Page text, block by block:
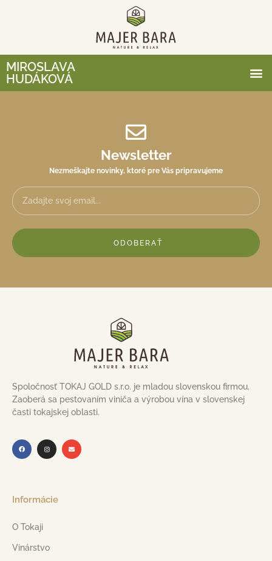
MIROSLAVA
HUDÁKOVÁ
Newsletter
Nezmeškajte novinky, ktoré pre Vás pripravujeme
ODOBERAŤ
Spoločnosť TOKAJ GOLD s.r.o. je mladou slovenskou firmou.
Zaoberá sa pestovaním viniča a výrobou vína v slovenskej
časti tokajskej oblasti.
Informácie
O Tokaji
Vinárstvo